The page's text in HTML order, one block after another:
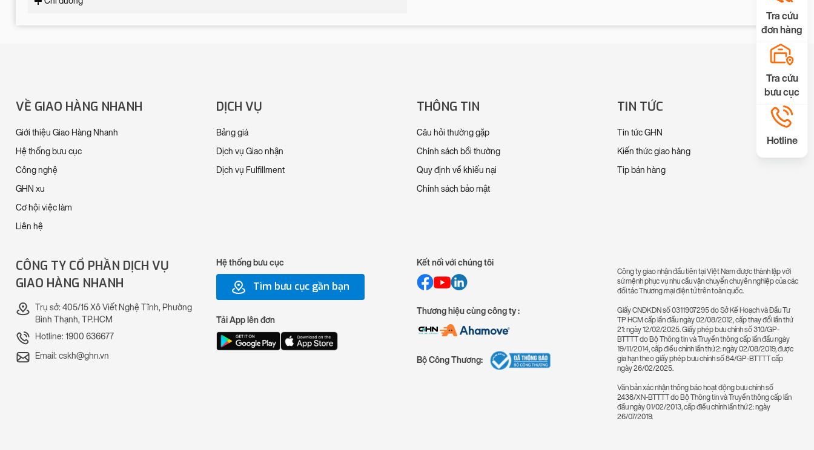
VỀ GIAO HÀNG NHANH
Giới thiệu Giao Hàng Nhanh
Hệ thống bưu cục
Công nghệ
GHN xu
Cơ hội việc làm
Liên hệ
DỊCH VỤ
Bảng giá
Dịch vụ Giao nhận
Dịch vụ Fulfillment
THÔNG TIN
Câu hỏi thường gặp
Chính sách bồi thường
Quy định về khiếu nại
Chính sách bảo mật
TIN TỨC
Tin tức GHN
Kiến thức giao hàng
Tip bán hàng
CÔNG TY CỔ PHẦN DỊCH VỤ
GIAO HÀNG NHANH
Trụ sở: 405/15 Xô Viết Nghệ Tĩnh, Phường
Bình Thạnh, TP.HCM
Hotline: 1900 636677
Email: cskh@ghn.vn
Hệ thống bưu cục
Tìm bưu cục gần bạn
Tải App lên đơn
Kết nối với chúng tôi
Thương hiệu cùng công ty :
Bộ Công Thương:
Công ty giao nhận đầu tiên tại Việt Nam được thành lập với
sứ mệnh phục vụ nhu cầu vận chuyển chuyên nghiệp của các
đối tác Thương mại điện tử trên toàn quốc.
Giấy CNĐKDN số 0311907295 do Sở Kế Hoạch và Đầu Tư
TP HCM cấp lần đầu ngày 02/08/2012, cấp thay đổi lần thứ
21: ngày 12/02/2025. Giấy phép bưu chính số 310/GP-
BTTTT do Bộ Thông tin và Truyền thông cấp lần đầu ngày
19/11/2014, cấp điều chỉnh lần thứ 2: ngày 02/08/2019, được
gia hạn theo giấy phép bưu chính số 84/GP-BTTTT cấp
ngày 26/02/2025.
Văn bản xác nhận thông báo hoạt động bưu chính số
2438/XN-BTTTT do Bộ Thông tin và Truyền thông cấp lần
đầu ngày 01/02/2013, cấp điều chỉnh lần thứ 2: ngày
26/07/2019.
Tra cứu
đơn hàng
Tra cứu
bưu cục
Hotline